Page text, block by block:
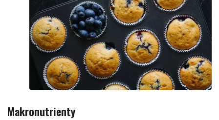
Makronutrienty